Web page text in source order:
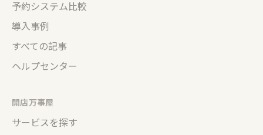
予約システム比較
導入事例
すべての記事
ヘルプセンター
開店万事屋
サービスを探す